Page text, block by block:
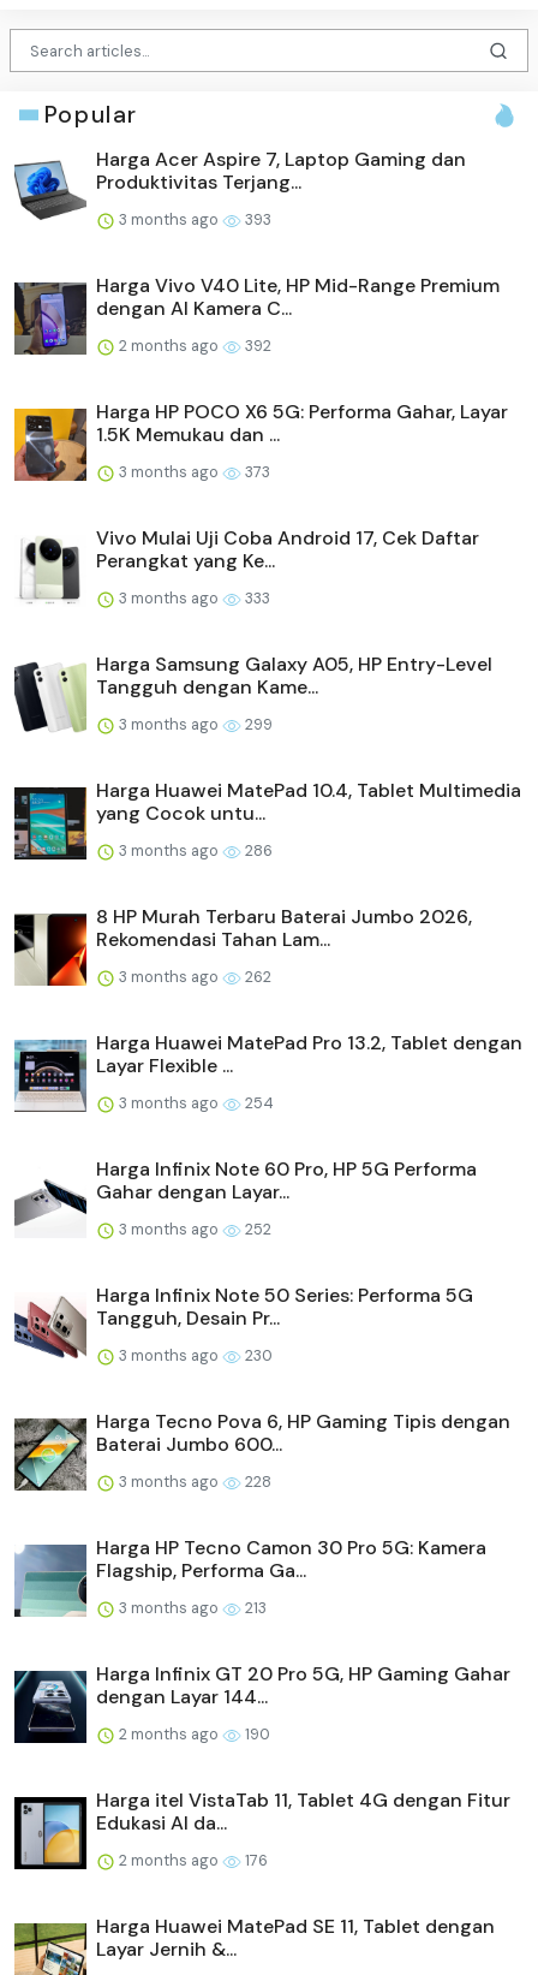
Popular
Harga Acer Aspire 7, Laptop Gaming dan
Produktivitas Terjang...
3 months ago 393
Harga Vivo V40 Lite, HP Mid-Range Premium
dengan AI Kamera C...
2 months ago 392
Harga HP POCO X6 5G: Performa Gahar, Layar
1.5K Memukau dan ...
3 months ago 373
Vivo Mulai Uji Coba Android 17, Cek Daftar
Perangkat yang Ke...
3 months ago 333
Harga Samsung Galaxy A05, HP Entry-Level
Tangguh dengan Kame...
3 months ago 299
Harga Huawei MatePad 10.4, Tablet Multimedia
yang Cocok untu...
3 months ago 286
8 HP Murah Terbaru Baterai Jumbo 2026,
Rekomendasi Tahan Lam...
3 months ago 262
Harga Huawei MatePad Pro 13.2, Tablet dengan
Layar Flexible ...
3 months ago 254
Harga Infinix Note 60 Pro, HP 5G Performa
Gahar dengan Layar...
3 months ago 252
Harga Infinix Note 50 Series: Performa 5G
Tangguh, Desain Pr...
3 months ago 230
Harga Tecno Pova 6, HP Gaming Tipis dengan
Baterai Jumbo 600...
3 months ago 228
Harga HP Tecno Camon 30 Pro 5G: Kamera
Flagship, Performa Ga...
3 months ago 213
Harga Infinix GT 20 Pro 5G, HP Gaming Gahar
dengan Layar 144...
2 months ago 190
Harga itel VistaTab 11, Tablet 4G dengan Fitur
Edukasi AI da...
2 months ago 176
Harga Huawei MatePad SE 11, Tablet dengan
Layar Jernih &...